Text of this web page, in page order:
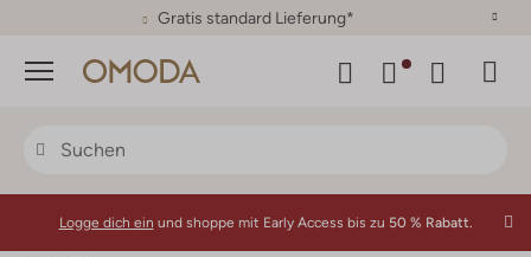
30 Tage Rückgaberecht
Menü
Logge dich ein und shoppe mit Early Access bis zu 50 % Rabatt.